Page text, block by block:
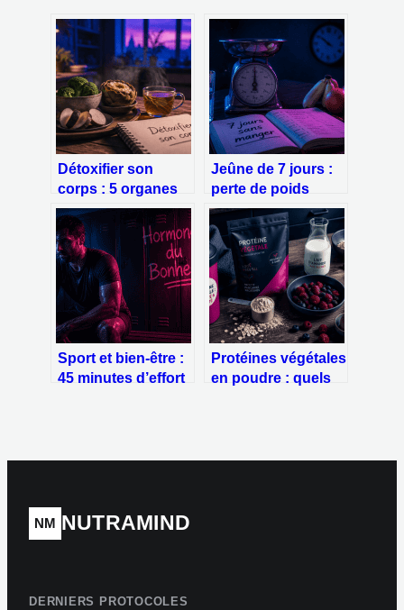
Détoxifier son
corps : 5 organes
émonctoires et 7
jours pour
restaurer votre
vitalité
Jeûne de 7 jours :
perte de poids
réelle, mécanismes
biologiques et
risques majeurs
Sport et bien-être :
45 minutes d’effort
Protéines végétales
en poudre : quels
NM NUTRAMIND
DERNIERS PROTOCOLES